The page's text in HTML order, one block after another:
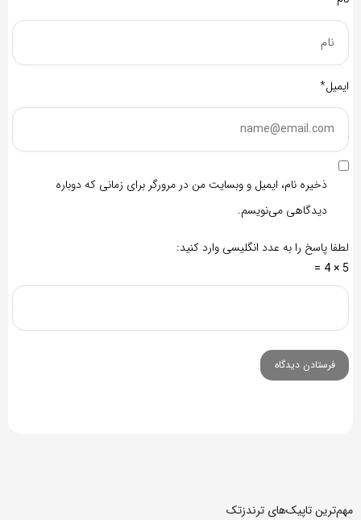
ایمیل*
ذخیره نام، ایمیل و وبسایت من در مرورگر برای زمانی که دوباره
دیدگاهی می‌نویسم.
لطفا پاسخ را به عدد انگلیسی وارد کنید:
5 × 4 =
مهم‌ترین تاپیک‌های ترندزتک